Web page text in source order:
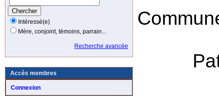
Intéressé(e)
Mère, conjoint, témoins, parrain...
Recherche avancée
Accès membres
Connexion